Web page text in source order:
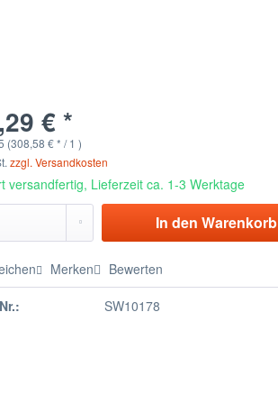
€ *
(308,58 € * / 1 )
zzgl. Versandkosten
versandfertig, Lieferzeit ca. 1-3 Werktage
In den Warenkorb
Merken Bewerten
SW10178